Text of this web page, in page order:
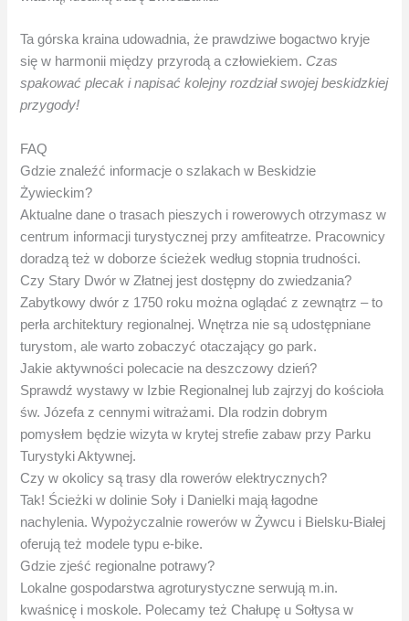
Ta górska kraina udowadnia, że prawdziwe bogactwo kryje
się w harmonii między przyrodą a człowiekiem. Czas
spakować plecak i napisać kolejny rozdział swojej beskidzkiej
przygody!
FAQ
Gdzie znaleźć informacje o szlakach w Beskidzie
Żywieckim?
Aktualne dane o trasach pieszych i rowerowych otrzymasz w
centrum informacji turystycznej przy amfiteatrze. Pracownicy
doradzą też w doborze ścieżek według stopnia trudności.
Czy Stary Dwór w Złatnej jest dostępny do zwiedzania?
Zabytkowy dwór z 1750 roku można oglądać z zewnątrz – to
perła architektury regionalnej. Wnętrza nie są udostępniane
turystom, ale warto zobaczyć otaczający go park.
Jakie aktywności polecacie na deszczowy dzień?
Sprawdź wystawy w Izbie Regionalnej lub zajrzyj do kościoła
św. Józefa z cennymi witrażami. Dla rodzin dobrym
pomysłem będzie wizyta w krytej strefie zabaw przy Parku
Turystyki Aktywnej.
Czy w okolicy są trasy dla rowerów elektrycznych?
Tak! Ścieżki w dolinie Soły i Danielki mają łagodne
nachylenia. Wypożyczalnie rowerów w Żywcu i Bielsku-Białej
oferują też modele typu e-bike.
Gdzie zjeść regionalne potrawy?
Lokalne gospodarstwa agroturystyczne serwują m.in.
kwaśnicę i moskole. Polecamy też Chałupę u Sołtysa w